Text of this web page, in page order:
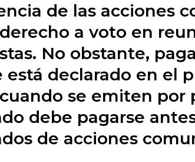
de las acciones
a voto en
No obstante,
está declarado en el
se emiten por
debe pagarse
de acciones